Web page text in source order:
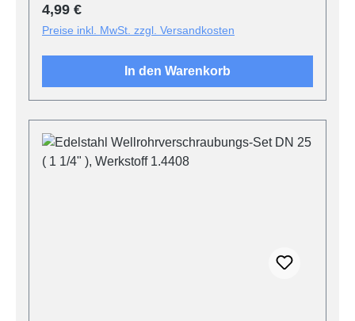
Regulärer Preis:
4,99 €
Preise inkl. MwSt. zzgl. Versandkosten
In den Warenkorb